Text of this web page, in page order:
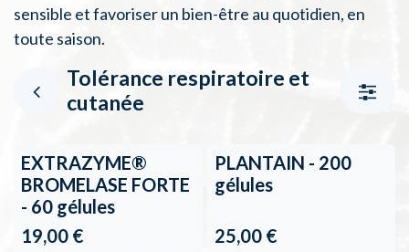
sensible et favoriser un bien-être au quotidien, en
toute saison.
Tolérance respiratoire et
cutanée
EXTRAZYME®
BROMELASE FORTE
- 60 gélules
19,00 €
PLANTAIN - 200
gélules
25,00€